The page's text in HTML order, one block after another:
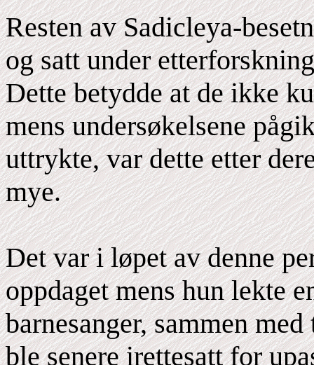
Resten av Sadicleya-
og satt under
Dette betydde at de ikke
mens undersøkelsene
uttrykte, var dette etter
mye.
Det var i løpet av denne
oppdaget mens hun lekte
barnesanger, sammen
ble senere irettesatt for